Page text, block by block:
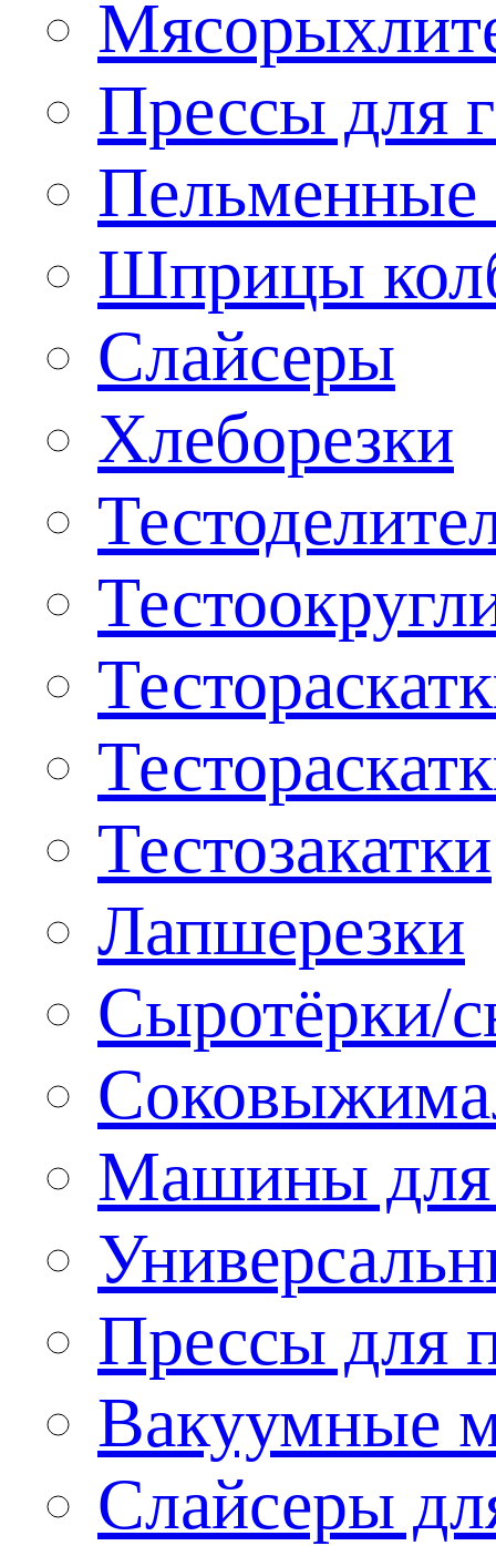
Прессы для
Пельменные
Шприцы
Слайсеры
Хлеборезки
Тестозакатки
Лапшерезки
Сыротёрки/
Машины для
Прессы для
Вакуумные
Слайсеры